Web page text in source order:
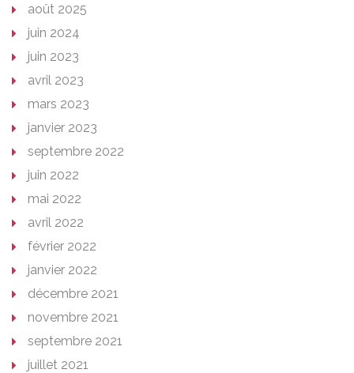
août 2025
juin 2024
juin 2023
avril 2023
mars 2023
janvier 2023
septembre 2022
juin 2022
mai 2022
avril 2022
février 2022
janvier 2022
décembre 2021
novembre 2021
septembre 2021
juillet 2021